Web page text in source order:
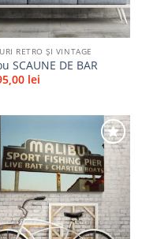
RETRO ȘI VINTAGE
SCAUNE DE BAR
lei
Adaugă
la
favorite